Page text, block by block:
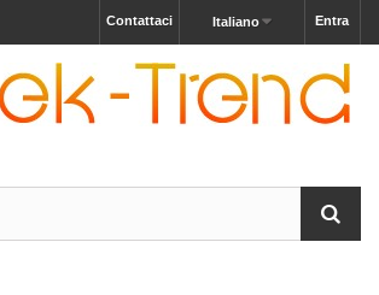
Entra
Italiano
Contattaci